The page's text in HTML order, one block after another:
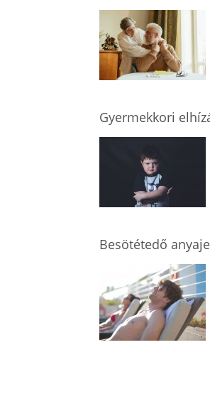
Gyermekkori
Besötétedő